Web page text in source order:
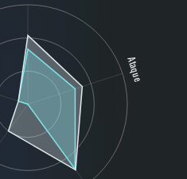
Ataque